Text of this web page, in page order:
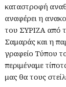
καταστροφή
αναφέρει η
του ΣΥΡΙΖΑ από
Σαμαράς και η
γραφείο Τύπου
περιμέναμε
μας θα τους